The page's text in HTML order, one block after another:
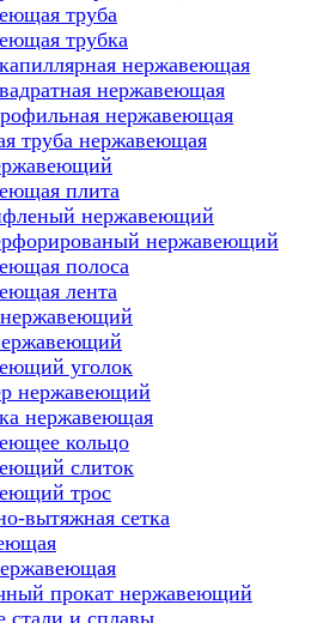
труба
трубка
нержавеющая
нержавеющая
нержавеющая
труба нержавеющая
плита
нержавеющий
нержавеющий
полоса
лента
уголок
нержавеющий
нержавеющая
кольцо
слиток
трос
вытяжная сетка
прокат нержавеющий
стали и сплавы